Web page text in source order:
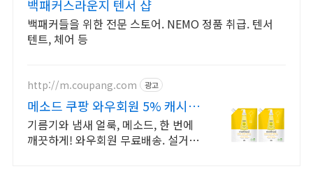
백패커스라운지 텐서 샵
백패커들을 위한 전문 스토어. NEMO 정품 취급. 텐서
텐트, 체어 등
http://m.coupang.com 광고
메소드 쿠팡 와우회원 5% 캐시
적립
기름기와 냄새 얼룩, 메소드, 한 번에
깨끗하게! 와우회원 무료배송. 설거지